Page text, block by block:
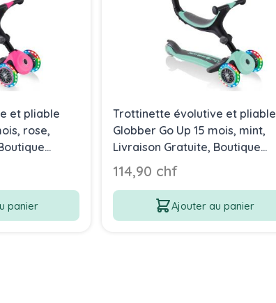
et pliable
rose,
panier
Trottinette évolutive et pliable
Globber Go Up 15 mois, mint,
Livraison Gratuite, Boutique
Suisse
114,90 chf
Ajouter au panier